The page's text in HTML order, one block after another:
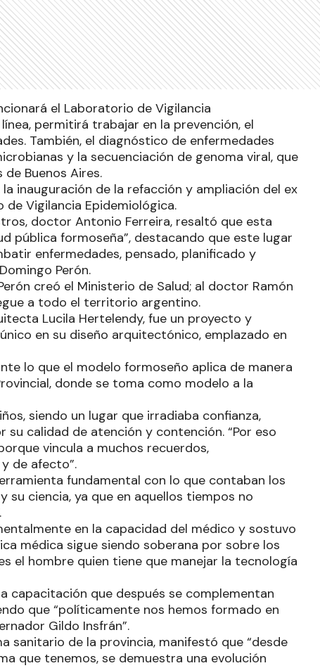
el Laboratorio de Vigilancia
permitirá trabajar en la prevención, el
También, el diagnóstico de enfermedades
y la secuenciación de genoma viral, que
Buenos Aires.
inauguración de la refacción y ampliación del ex
Vigilancia Epidemiológica.
doctor Antonio Ferreira, resaltó que esta
pública formoseña”, destacando que este lugar
enfermedades, pensado, planificado y
Perón.
creó el Ministerio de Salud; al doctor Ramón
a todo el territorio argentino.
Lucila Hertelendy, fue un proyecto y
en su diseño arquitectónico, emplazado en
lo que el modelo formoseño aplica de manera
donde se toma como modelo a la
siendo un lugar que irradiaba confianza,
calidad de atención y contención. “Por eso
vincula a muchos recuerdos,
de afecto”.
fundamental con lo que contaban los
su ciencia, ya que en aquellos tiempos no
en la capacidad del médico y sostuvo
médica sigue siendo soberana por sobre los
el hombre quien tiene que manejar la tecnología
capacitación que después se complementan
que “políticamente nos hemos formado en
Gildo Insfrán”.
sanitario de la provincia, manifestó que “desde
que tenemos, se demuestra una evolución